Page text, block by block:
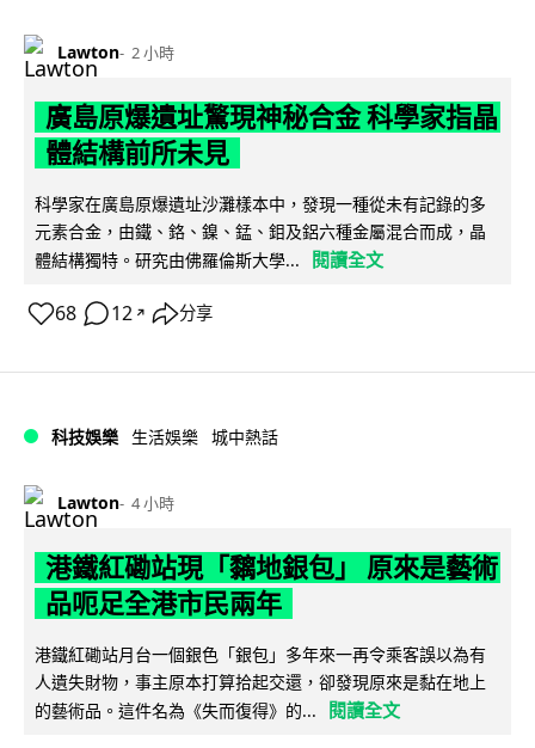
Lawton 2 小時
廣島原爆遺址驚現神秘合金 科學家指晶
體結構前所未見
科學家在廣島原爆遺址沙灘樣本中，發現一種從未有記錄的多
元素合金，由鐵、鉻、鎳、錳、鉬及鋁六種金屬混合而成，晶
體結構獨特。研究由佛羅倫斯大學...
閱讀全文
68 12 ↗ 分享
科技娛樂 生活娛樂 城中熱話
Lawton 4 小時
港鐵紅磡站現「黐地銀包」 原來是藝術
品呃足全港市民兩年
港鐵紅磡站月台一個銀色「銀包」多年來一再令乘客誤以為有
人遺失財物，事主原本打算拾起交還，卻發現原來是黏在地上
的藝術品。這件名為《失而復得》的...
閱讀全文